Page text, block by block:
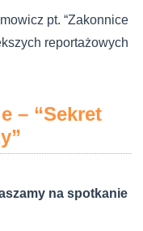
pt. “Zakonnice
reportażowych
– “Sekret
na spotkanie